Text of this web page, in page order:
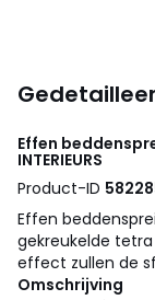
Effen
INTERIEURS
Product-ID
Effen
gekreukelde
effect zullen de
Omschrijving